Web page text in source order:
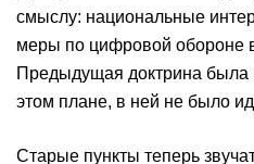
смыслу: национальные
меры по цифровой обороне
Предыдущая доктрина была
этом плане, в ней не было
Старые пункты теперь